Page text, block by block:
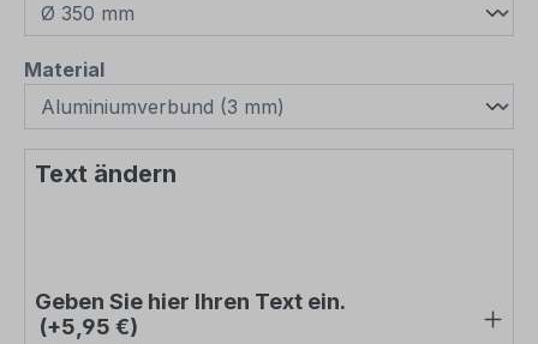
Materialauswählen
Text ändern
Geben Sie hier Ihren Text ein.
(+5,95 €)